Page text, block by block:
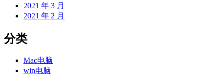
2021 年 3 月
2021 年 2 月
分类
Mac电脑
win电脑